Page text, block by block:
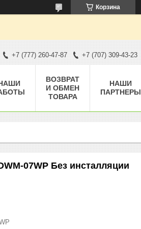
Корзина
+7 (777) 260-47-87 +7 (707) 309-43-23
ВОЗВРАТ
И ОБМЕН
ТОВАРА
НАШИ
ПАРТНЕРЫ
07WP Без инсталляции